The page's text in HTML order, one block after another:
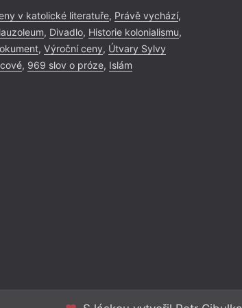
v katolické literatuře, Právě vychází,
, Divadlo, Historie kolonialismu,
, Výroční ceny, Útvary Sylvy
, 969 slov o próze, Islám